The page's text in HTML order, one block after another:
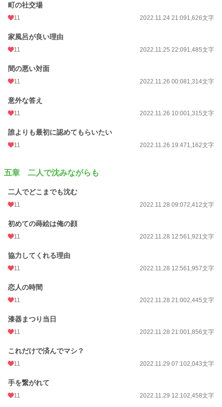
町の社交場
11 2022.11.24 21:091,626文字
家風呂が良い理由
11 2022.11.25 22:091,485文字
間の悪い対面
11 2022.11.26 00:081,314文字
意外な答え
11 2022.11.26 10:001,315文字
誰よりも最初に認めてもらいたい
11 2022.11.26 19:471,162文字
五章 二人で沈みながらも
二人でどこまでも沈む
11 2022.11.28 09:072,412文字
初めての蒔絵は俺の顔
11 2022.11.28 12:561,921文字
協力してくれる理由
11 2022.11.28 12:561,957文字
恋人の時間
11 2022.11.28 21:002,445文字
漆器まつり当日
11 2022.11.28 21:001,856文字
これだけで済んでマシ？
11 2022.11.29 07:102,043文字
手を繋がれて
11 2022.11.29 12:102,458文字